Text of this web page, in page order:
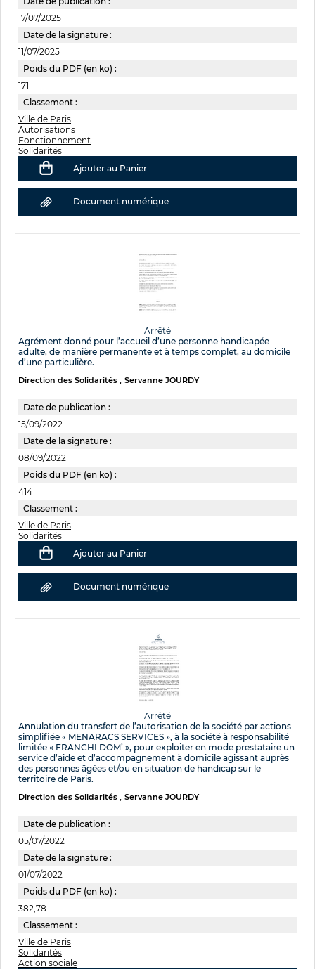
17/07/2025
Date de la signature :
11/07/2025
Poids du PDF (en ko) :
171
Classement :
Ville de Paris
Autorisations
Fonctionnement
Solidarités
Ajouter au Panier
Document numérique
Arrêté
Agrément donné pour l’accueil d’une personne handicapée
adulte, de manière permanente et à temps complet, au domicile
d’une particulière.
Direction des Solidarités Servanne JOURDY
Date de publication :
15/09/2022
Date de la signature :
08/09/2022
Poids du PDF (en ko) :
414
Classement :
Ville de Paris
Solidarités
Ajouter au Panier
Document numérique
Arrêté
Annulation du transfert de l’autorisation de la société par actions
simplifiée « MENARACS SERVICES », à la société à responsabilité
limitée « FRANCHI DOM’ », pour exploiter en mode prestataire un
service d’aide et d’accompagnement à domicile agissant auprès
des personnes âgées et/ou en situation de handicap sur le
territoire de Paris.
Direction des Solidarités Servanne JOURDY
Date de publication :
05/07/2022
Date de la signature :
01/07/2022
Poids du PDF (en ko) :
382,78
Classement :
Ville de Paris
Solidarités
Action sociale